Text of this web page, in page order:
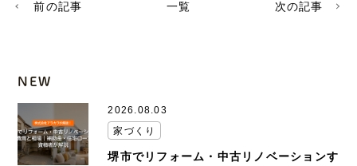
前の記事 一覧 次の記事
NEW
2026.08.03
家づくり
堺市でリフォーム・中古リノベーションす